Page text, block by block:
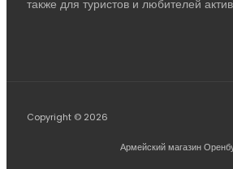
также для туристов и любителей
Copyright © 2026
Армейский магазин